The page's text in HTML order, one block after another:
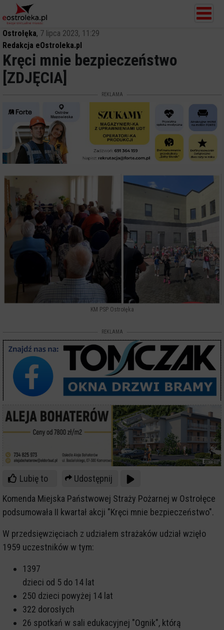
Ostrołęka, 7 lipca 2023, 11:29
Redakcja eOstroleka.pl
Kręci mnie bezpieczeństwo
[ZDJĘCIA]
REKLAMA
KM PSP Ostrołęka
REKLAMA
Lubię to
Udostępnij
Komenda Miejska Państwowej Straży Pożarnej w Ostrołęce
podsumowała II kwartał akcji "Kręci mnie bezpieczeństwo".
W przedsięwzięciach z udziałem strażaków udział wzięło
1959 uczestników w tym:
1397
dzieci od 5 do 14 lat
250 dzieci powyżej 14 lat
322 dorosłych
26 spotkań w sali edukacyjnej "Ognik", którą